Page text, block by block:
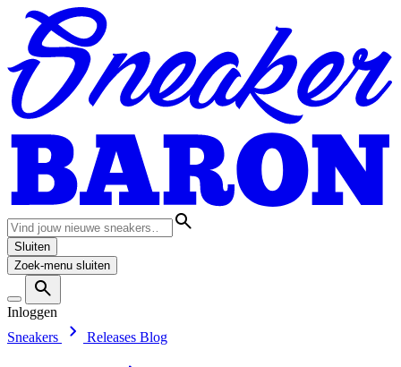
Sluiten
Zoek-menu sluiten
Inloggen
Sneakers
Releases Blog